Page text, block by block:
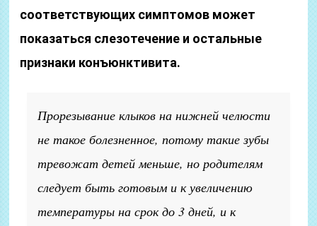
соответствующих симптомов может
показаться слезотечение и остальные
признаки конъюнктивита.
Прорезывание клыков на нижней челюсти
не такое болезненное, потому такие зубы
тревожат детей меньше, но родителям
следует быть готовым и к увеличению
температуры на срок до 3 дней, и к